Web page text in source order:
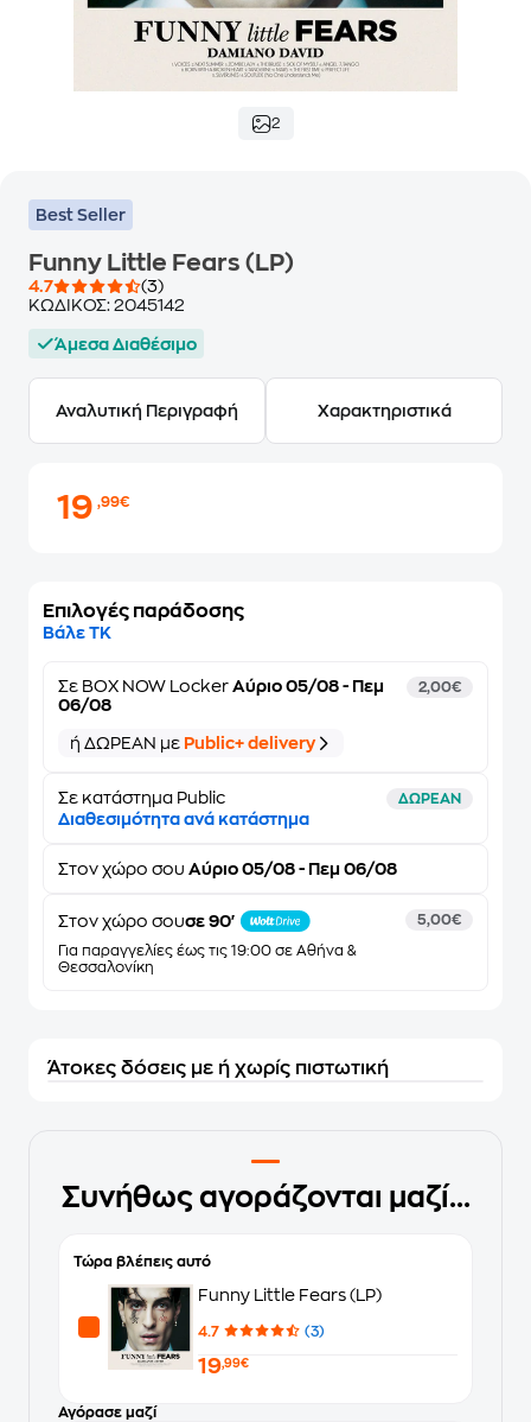
2
Best Seller
Funny Little Fears (LP)
4.7
(3)
ΚΩΔΙΚΟΣ: 2045142
Άμεσα Διαθέσιμο
Αναλυτική Περιγραφή Χαρακτηριστικά
19,99€
Επιλογές παράδοσης
Βάλε ΤΚ
Σε BOX NOW Locker Αύριο 05/08 - Πεμ
06/08
2,00€
ή ΔΩΡΕΑΝ με Public+ delivery
Σε κατάστημα Public ΔΩΡΕΑΝ
Διαθεσιμότητα ανά κατάστημα
Στον χώρο σου Αύριο 05/08 - Πεμ 06/08
Στον χώρο σουσε 90'
Για παραγγελίες έως τις 19:00 σε Αθήνα &
Θεσσαλονίκη
5,00€
Άτοκες δόσεις με ή χωρίς πιστωτική
Συνήθως αγοράζονται μαζί...
Τώρα βλέπεις αυτό
Funny Little Fears (LP)
4.7 (3)
19,99€
Αγόρασε μαζί